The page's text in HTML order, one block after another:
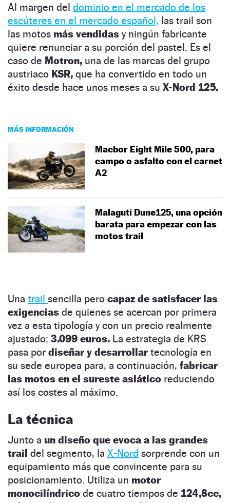
Al margen del dominio en el mercado de los
escúteres en el mercado español, las trail son
las motos más vendidas y ningún fabricante
quiere renunciar a su porción del pastel. Es el
caso de Motron, una de las marcas del grupo
austriaco KSR, que ha convertido en todo un
éxito desde hace unos meses a su X-Nord 125.
MÁS INFORMACIÓN
Macbor Eight Mile 500, para
campo o asfalto con el carnet
A2
Malaguti Dune125, una opción
barata para empezar con las
motos trail
Una trail sencilla pero capaz de satisfacer las
exigencias de quienes se acercan por primera
vez a esta tipología y con un precio realmente
ajustado: 3.099 euros. La estrategia de KRS
pasa por diseñar y desarrollartecnología en
su sede europea para, a continuación, fabricar
las motos en el sureste asiático reduciendo
así los costes al máximo.
La técnica
Junto a un diseño que evoca a las grandes
trail del segmento, la X-Nord sorprende con un
equipamiento más que convincente para su
posicionamiento. Utiliza un motor
monocilíndrico de cuatro tiempos de 124,8cc,